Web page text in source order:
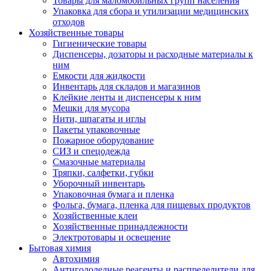
Упаковка для сбора и утилизации медицинских
отходов
Хозяйственные товары
Гигиенические товары
Диспенсеры, дозаторы и расходные материалы к
ним
Емкости для жидкости
Инвентарь для складов и магазинов
Клейкие ленты и диспенсеры к ним
Мешки для мусора
Нити, шпагаты и иглы
Пакеты упаковочные
Пожарное оборудование
СИЗ и спецодежда
Смазочные материалы
Тряпки, салфетки, губки
Уборочный инвентарь
Упаковочная бумага и пленка
Фольга, бумага, пленка для пищевых продуктов
Хозяйственные клеи
Хозяйственные принадлежности
Электротовары и освещение
Бытовая химия
Автохимия